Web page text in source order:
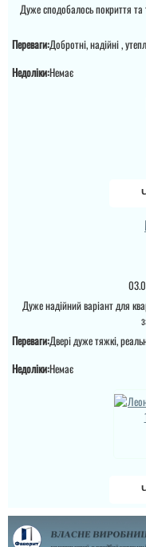
вхідні двері в будинок
квартиру.Залишились
клієнтоорієнтовністю,і
ВИЩОМУ РІВНІ !
процвітання компанії
виконати таке якісне
покриття на ринку , то
вас відпадуть всі
питання по ціні та самих
характеристик
Це просто двері
як зовні, так і в серед...
Дуже сподобалось покриття та
Переваги:Добротні, надійні ,
Недоліки:Немає
Дуже надійний варіант для
Переваги:Двері дуже тяжкі,
Недоліки:Немає